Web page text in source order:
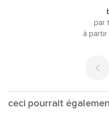
par
à partir
ceci pourrait